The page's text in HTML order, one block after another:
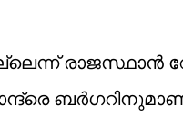
ബര്‍ഗറിനുമാണ്